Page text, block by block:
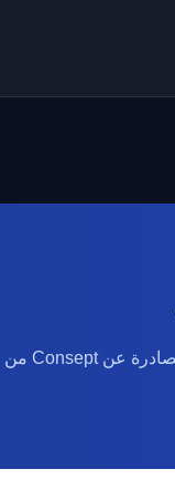
يمكنك الاستعلام فورًا عن صحة التقارير والشهادات الصادرة عن Consept من